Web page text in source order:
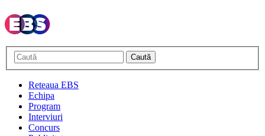
Caută
Reteaua EBS
Echipa
Program
Interviuri
Concurs